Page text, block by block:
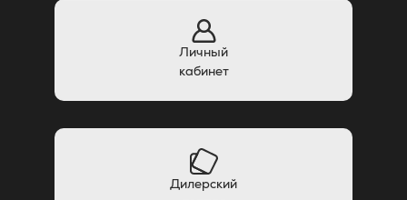
Личный
кабинет
Дилерский